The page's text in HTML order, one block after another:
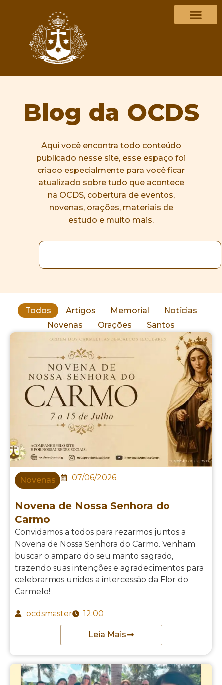
Blog da OCDS
Aqui você encontra todo conteúdo
publicado nesse site, esse espaço foi
criado especialmente para você ficar
atualizado sobre tudo que acontece
na OCDS, cobertura de eventos,
novenas, orações, materiais de
estudo e muito mais.
Artigos Memorial
Notícias
Novenas
Orações Santos
Todos
Novenas 07/06/2026
Novena de Nossa Senhora do
Carmo
Convidamos a todos para rezarmos juntos a
Novena de Nossa Senhora do Carmo. Venham
buscar o amparo do seu manto sagrado,
trazendo suas intenções e agradecimentos para
celebrarmos unidos a intercessão da Flor do
Carmelo!
ocdsmaster 12:00
Leia Mais